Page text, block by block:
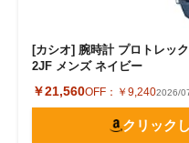
[カシオ] 腕時計 プロトレッ
2JF メンズ ネイビー
￥21,560OFF： ￥9,2402026/
クリック